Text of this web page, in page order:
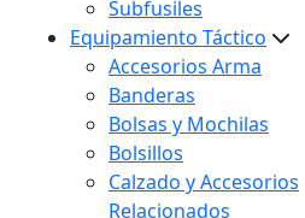
Subfusiles
Equipamiento Táctico
Accesorios Arma
Banderas
Bolsas y Mochilas
Bolsillos
Calzado y Accesorios
Relacionados